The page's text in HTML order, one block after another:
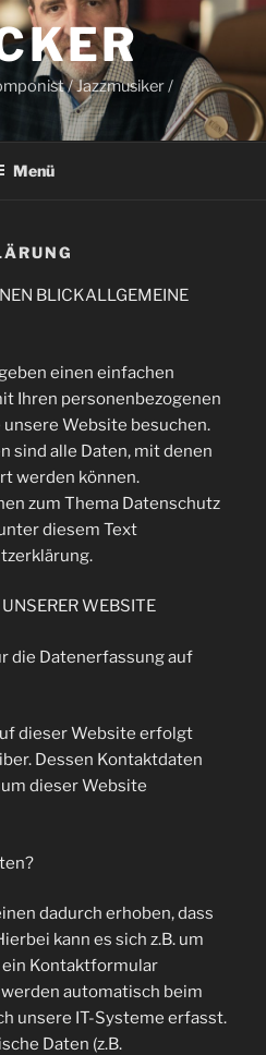
/ Jazzmusiker /
Menü
BLICKALLGEMEINE
einen einfachen
Ihren personenbezogenen
Website besuchen.
sind alle Daten, mit denen
werden können.
zum Thema Datenschutz
diesem Text
WEBSITE
die Datenerfassung auf
dieser Website erfolgt
Dessen Kontaktdaten
dieser Website
dadurch erhoben, dass
kann es sich z.B. um
ein Kontaktformular
automatisch beim
unsere IT-Systeme erfasst.
Daten (z.B.